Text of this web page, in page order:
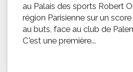
au Palais des sports Robert
région Parisienne sur un
au buts, face au club de
C'est une première...